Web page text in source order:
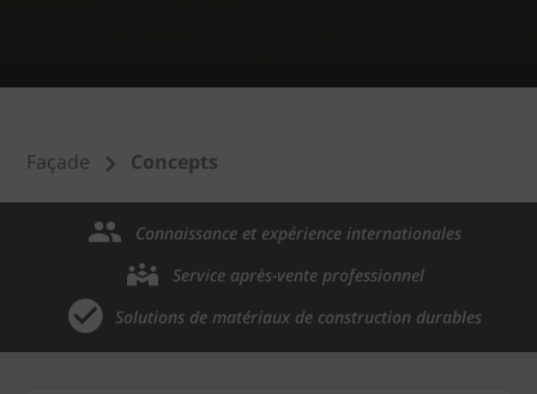
Façade Concepts
Connaissance et expérience internationales
Service après-vente professionnel
Solutions de matériaux de construction durables